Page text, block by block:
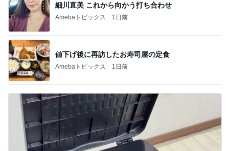
細川直美 これから向かう打ち合わせ
Amebaトピックス 1日前
値下げ後に再訪したお寿司屋の定食
Amebaトピックス 1日前